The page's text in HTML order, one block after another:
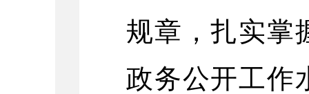
规章，扎实掌
政务公开工作